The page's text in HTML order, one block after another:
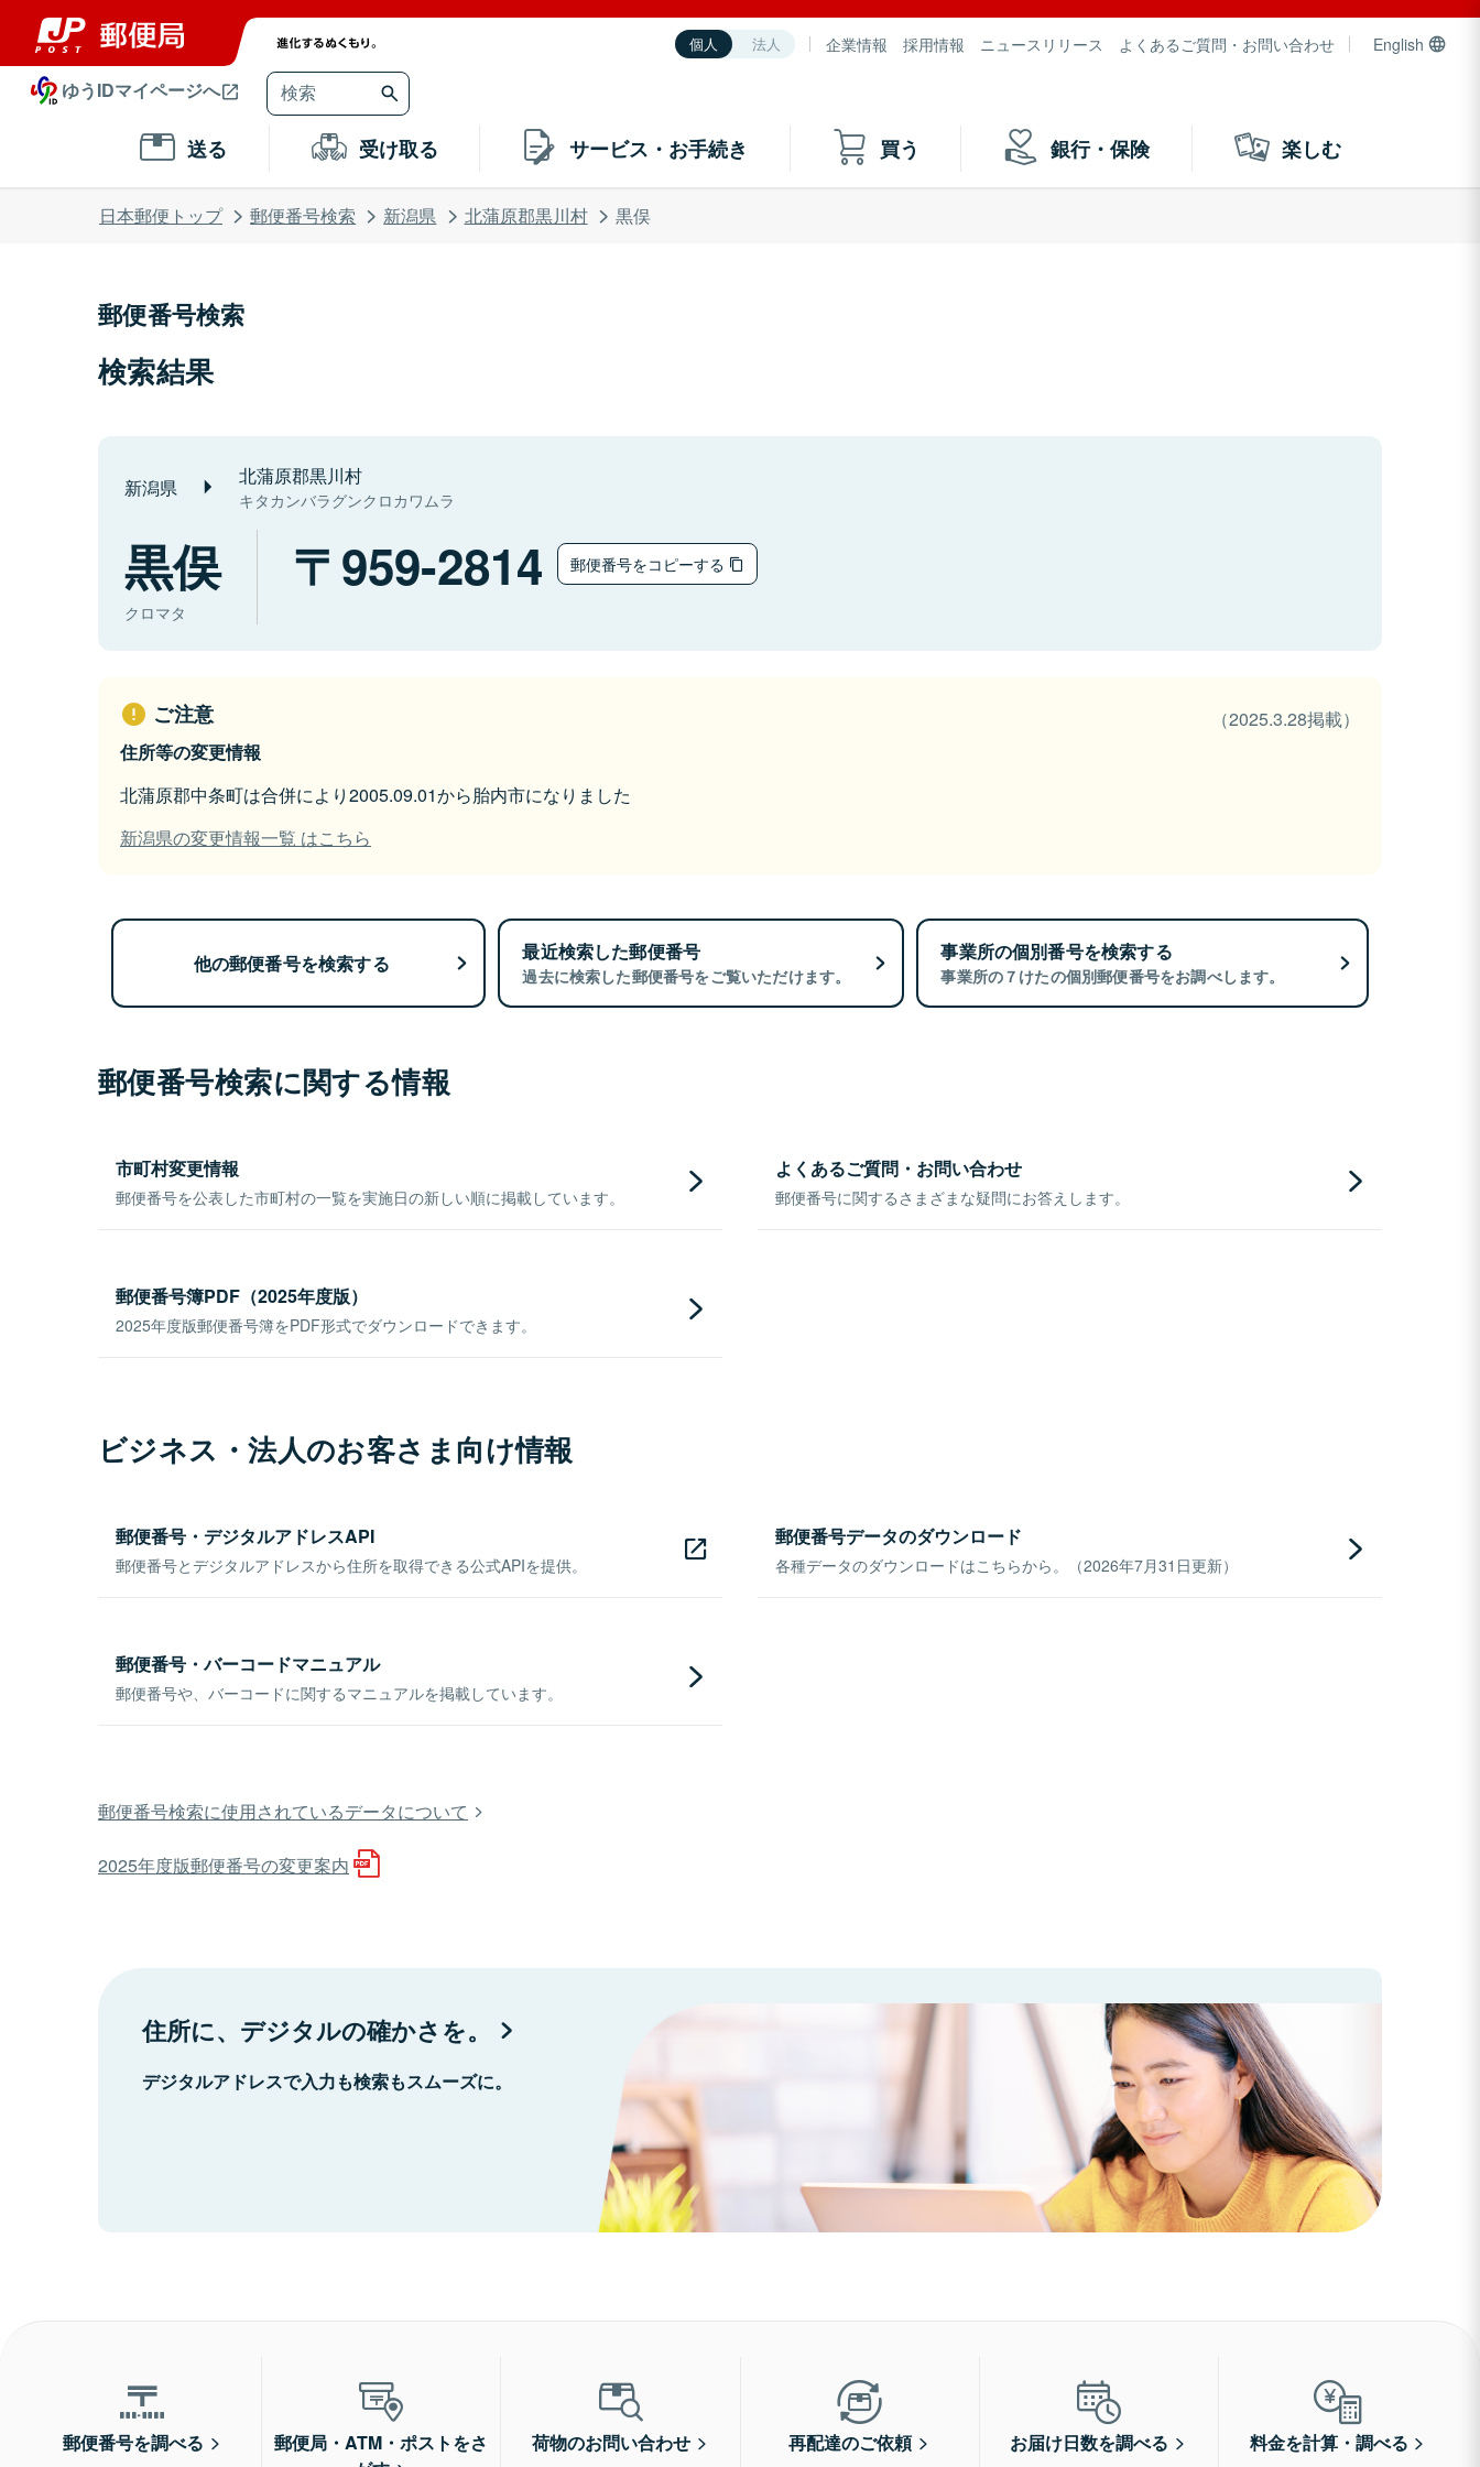
個人 法人 企業情報 採用情報 ニュースリリース よくあるご質問・お問い合わせ English
ゆうIDマイページへ
送る 受け取る サービス・お手続き 買う 銀行・保険 楽しむ
日本郵便トップ 郵便番号検索 新潟県 北蒲原郡黒川村 黒俣
郵便番号検索
検索結果
新潟県 北蒲原郡黒川村
キタカンバラグンクロカワムラ
黒俣
クロマタ
959-2814 郵便番号をコピーする
ご注意
（2025.3.28掲載）
住所等の変更情報
北蒲原郡中条町は合併により2005.09.01から胎内市になりました
新潟県の変更情報一覧 はこちら
他の郵便番号を検索する 最近検索した郵便番号
過去に検索した郵便番号をご覧いただけます。
事業所の個別番号を検索する
事業所の７けたの個別郵便番号をお調べします。
郵便番号検索に関する情報
市町村変更情報
郵便番号を公表した市町村の一覧を実施日の新しい順に掲載しています。
よくあるご質問・お問い合わせ
郵便番号に関するさまざまな疑問にお答えします。
郵便番号簿PDF（2025年度版）
2025年度版郵便番号簿をPDF形式でダウンロードできます。
ビジネス・法人のお客さま向け情報
郵便番号・デジタルアドレスAPI
郵便番号とデジタルアドレスから住所を取得できる公式APIを提供。
郵便番号データのダウンロード
各種データのダウンロードはこちらから。（2026年7月31日更新）
郵便番号・バーコードマニュアル
郵便番号や、バーコードに関するマニュアルを掲載しています。
郵便番号検索に使用されているデータについて
2025年度版郵便番号の変更案内
住所に、デジタルの確かさを。
デジタルアドレスで入力も検索もスムーズに。
郵便番号を調べる
郵便局・ATM・ポストをさ
荷物のお問い合わせ 再配達のご依頼 お届け日数を調べる 料金を計算・調べる